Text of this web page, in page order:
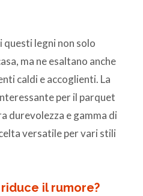
questi legni non solo
ma ne esaltano anche
caldi e accoglienti. La
per il parquet
durevolezza e gamma di
versatile per vari stili
il rumore?